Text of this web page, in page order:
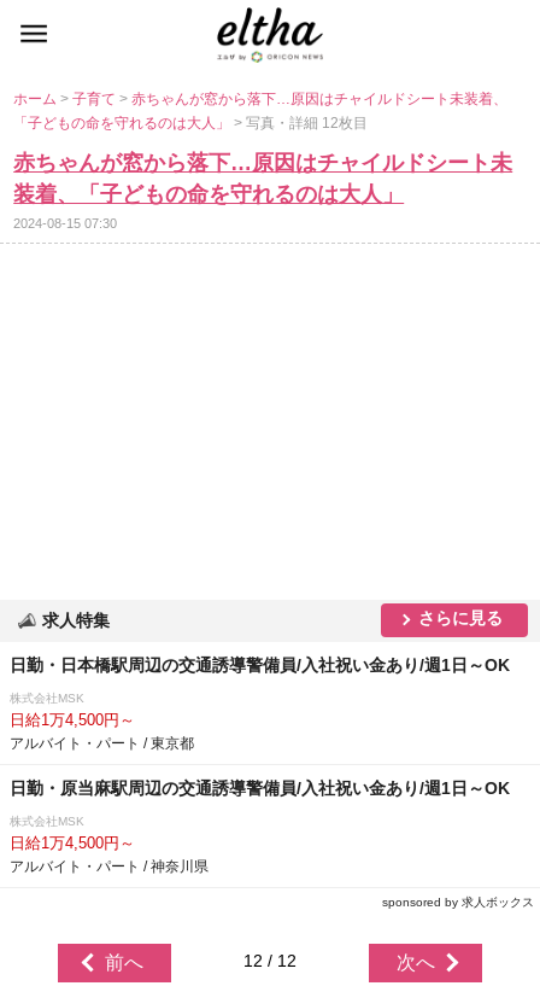
ホーム>子育て>赤ちゃんが窓から落下…原因はチャイルドシート未装着、
「子どもの命を守れるのは大人」> 写真・詳細 12枚目
赤ちゃんが窓から落下…原因はチャイルドシート未
装着、「子どもの命を守れるのは大人」
2024-08-15 07:30
求人特集 さらに見る
日勤・日本橋駅周辺の交通誘導警備員/入社祝い金あり/週1日～OK
株式会社MSK
日給1万4,500円～
アルバイト・パート / 東京都
日勤・原当麻駅周辺の交通誘導警備員/入社祝い金あり/週1日～OK
株式会社MSK
日給1万4,500円～
アルバイト・パート / 神奈川県
sponsored by 求人ボックス
前へ 12 / 12 次へ